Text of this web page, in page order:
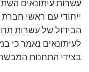
עשרות עיתונאים
ייחודי עם ראשי
הבידול של עשרות
לעיתונאים נאמר כי
בצידי התחנות